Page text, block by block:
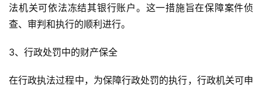
法机关可依法冻结其银行账户。这一措施旨在保障案件侦
查、审判和执行的顺利进行。
3、行政处罚中的财产保全
在行政执法过程中，为保障行政处罚的执行，行政机关可申